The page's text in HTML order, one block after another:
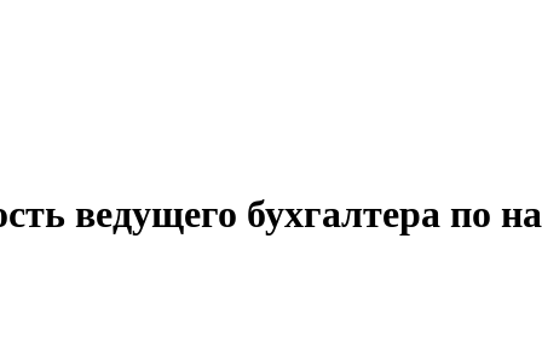
ведущего бухгалтера по